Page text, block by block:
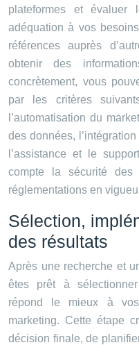
plateformes et évaluer
adéquation à vos
références auprès
obtenir des
concrètement, vous
par les critères
l’automatisation du
des données,
l’assistance et le
compte la sécurité
réglementations en
Sélection,
des résultats
Après une recherche et
êtes prêt à
répond le mieux à
marketing. Cette étape
décision finale, de